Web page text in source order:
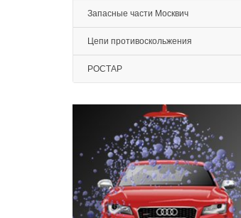
Запасные части Москвич
Цепи противоскольжения
РОСТАР